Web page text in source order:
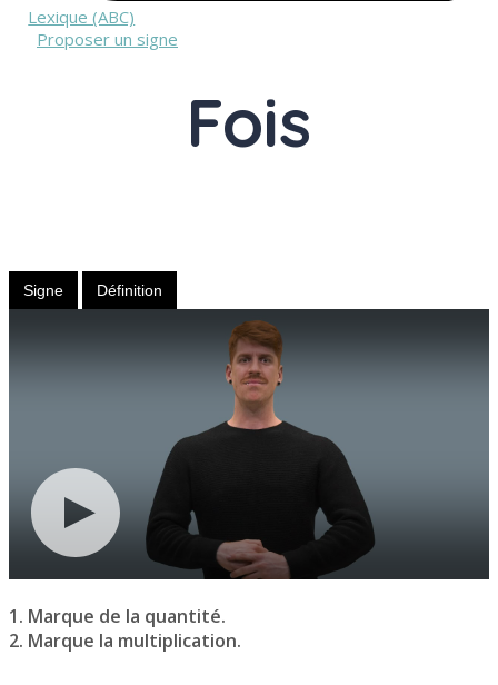
Lexique (ABC)
Proposer un signe
Fois
Signe Définition
1. Marque de la quantité.
2. Marque la multiplication.